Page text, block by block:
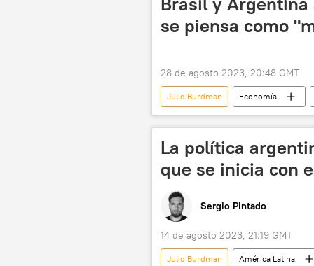
se piensa como
28 de agosto 2023, 20:48 GMT
Julio Burdman Economía
Fernando Haddad
China
La política
que se inicia con
Sergio Pintado
14 de agosto 2023, 21:19 GMT
Julio Burdman América Latina